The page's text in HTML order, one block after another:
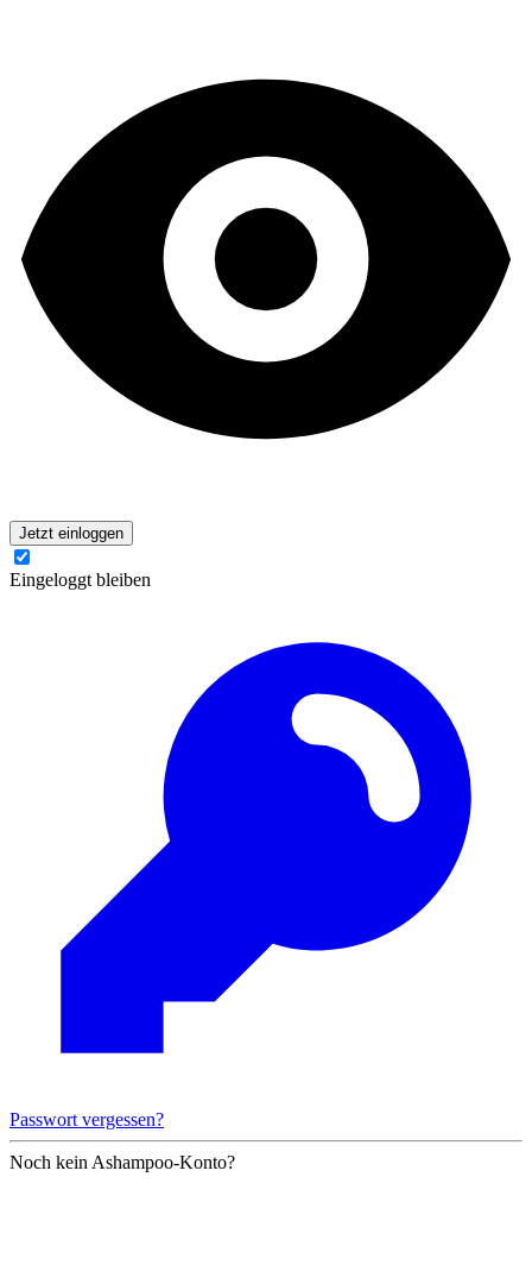
Jetzt einloggen
Eingeloggt bleiben
Passwort vergessen?
Noch kein Ashampoo-Konto?